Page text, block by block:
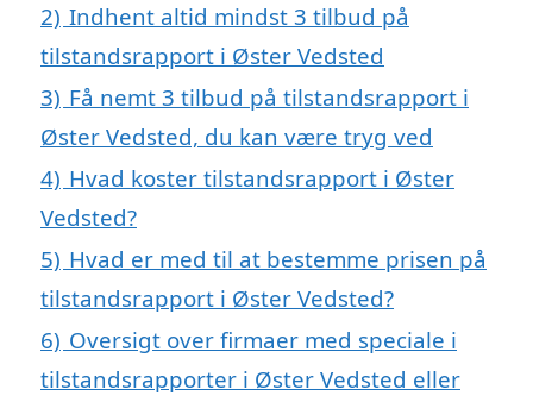
2) Indhent altid mindst 3 tilbud på
tilstandsrapport i Øster Vedsted
3) Få nemt 3 tilbud på tilstandsrapport i
Øster Vedsted, du kan være tryg ved
4) Hvad koster tilstandsrapport i Øster
Vedsted?
5) Hvad er med til at bestemme prisen på
tilstandsrapport i Øster Vedsted?
6) Oversigt over firmaer med speciale i
tilstandsrapporter i Øster Vedsted eller